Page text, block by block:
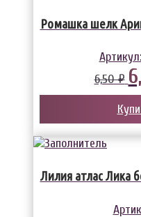
Ромашка шелк
Артикул:
6,50 ₽
Лилия атлас Лика